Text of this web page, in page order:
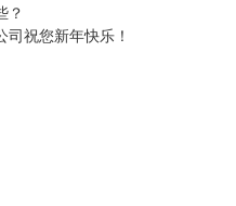
？
祝您新年快乐！